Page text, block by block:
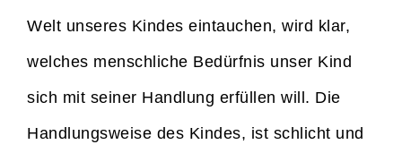
Welt unseres Kindes eintauchen, wird klar,
welches menschliche Bedürfnis unser Kind
sich mit seiner Handlung erfüllen will. Die
Handlungsweise des Kindes, ist schlicht und